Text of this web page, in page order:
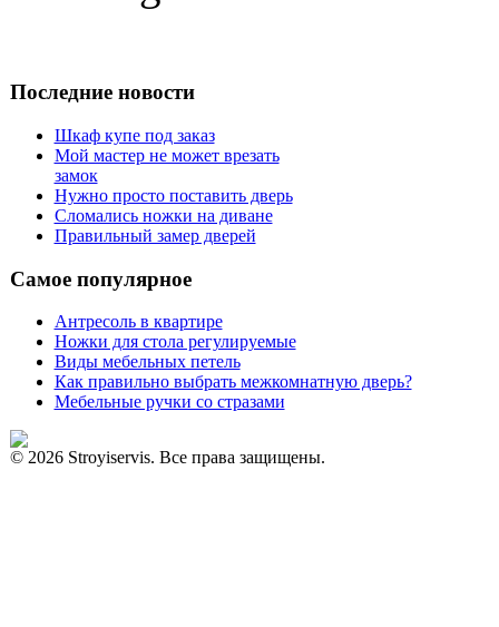
Последние новости
Шкаф купе под заказ
Мой мастер не может врезать
замок
Нужно просто поставить дверь
Сломались ножки на диване
Правильный замер дверей
Самое популярное
Антресоль в квартире
Ножки для стола регулируемые
Виды мебельных петель
Как правильно выбрать межкомнатную дверь?
Мебельные ручки со стразами
© 2026 Stroyiservis. Все права защищены.